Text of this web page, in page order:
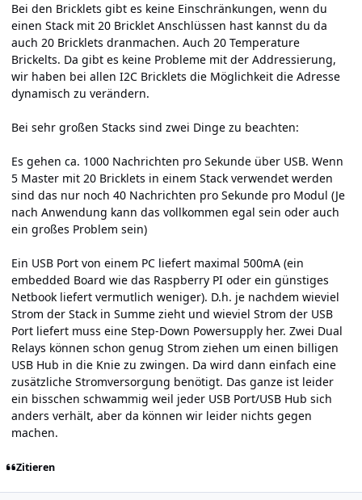
Bei den Bricklets gibt es keine Einschränkungen, wenn du
einen Stack mit 20 Bricklet Anschlüssen hast kannst du da
auch 20 Bricklets dranmachen. Auch 20 Temperature
Brickelts. Da gibt es keine Probleme mit der Addressierung,
wir haben bei allen I2C Bricklets die Möglichkeit die Adresse
dynamisch zu verändern.
Bei sehr großen Stacks sind zwei Dinge zu beachten:
Es gehen ca. 1000 Nachrichten pro Sekunde über USB. Wenn
5 Master mit 20 Bricklets in einem Stack verwendet werden
sind das nur noch 40 Nachrichten pro Sekunde pro Modul (Je
nach Anwendung kann das vollkommen egal sein oder auch
ein großes Problem sein)
Ein USB Port von einem PC liefert maximal 500mA (ein
embedded Board wie das Raspberry PI oder ein günstiges
Netbook liefert vermutlich weniger). D.h. je nachdem wieviel
Strom der Stack in Summe zieht und wieviel Strom der USB
Port liefert muss eine Step-Down Powersupply her. Zwei Dual
Relays können schon genug Strom ziehen um einen billigen
USB Hub in die Knie zu zwingen. Da wird dann einfach eine
zusätzliche Stromversorgung benötigt. Das ganze ist leider
ein bisschen schwammig weil jeder USB Port/USB Hub sich
anders verhält, aber da können wir leider nichts gegen
machen.
Zitieren